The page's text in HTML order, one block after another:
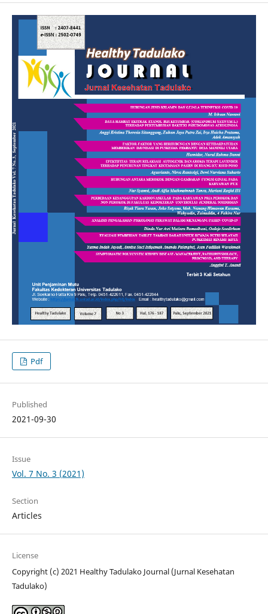
Pdf
Published
2021-09-30
Issue
Vol. 7 No. 3 (2021)
Section
Articles
License
Copyright (c) 2021 Healthy Tadulako Journal (Jurnal Kesehatan
Tadulako)